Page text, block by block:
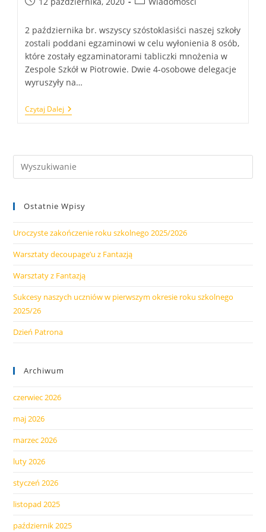
2 października br. wszyscy szóstoklasiści naszej szkoły
zostali poddani egzaminowi w celu wyłonienia 8 osób,
które zostały egzaminatorami tabliczki mnożenia w
Zespole Szkół w Piotrowie. Dwie 4-osobowe delegacje
wyruszyły na…
Czytaj Dalej Światowy
Dzień
Ostatnie Wpisy
Uroczyste zakończenie roku szkolnego 2025/2026
Warsztaty decoupage’u z Fantazją
Warsztaty z Fantazją
Sukcesy naszych uczniów w pierwszym okresie roku szkolnego
2025/26
Dzień Patrona
Archiwum
czerwiec 2026
maj 2026
marzec 2026
luty 2026
styczeń 2026
listopad 2025
październik 2025